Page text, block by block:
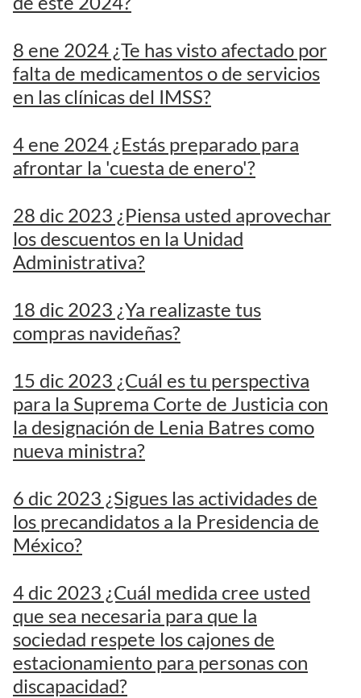
8 ene 2024 ¿Te has visto afectado por
falta de medicamentos o de servicios
en las clínicas del IMSS?
4 ene 2024 ¿Estás preparado para
afrontar la 'cuesta de enero'?
28 dic 2023 ¿Piensa usted aprovechar
los descuentos en la Unidad
Administrativa?
18 dic 2023 ¿Ya realizaste tus
compras navideñas?
15 dic 2023 ¿Cuál es tu perspectiva
para la Suprema Corte de Justicia con
la designación de Lenia Batres como
nueva ministra?
6 dic 2023 ¿Sigues las actividades de
los precandidatos a la Presidencia de
México?
4 dic 2023 ¿Cuál medida cree usted
que sea necesaria para que la
sociedad respete los cajones de
estacionamiento para personas con
discapacidad?